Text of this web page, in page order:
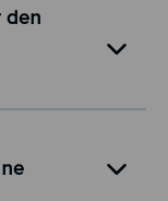
den